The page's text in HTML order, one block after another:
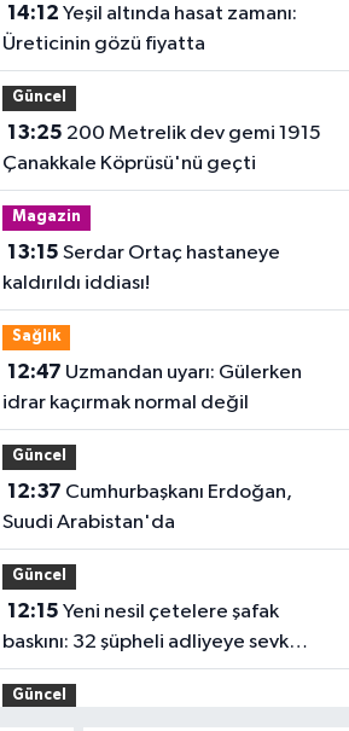
14:12
Üreticinin gözü fiyatta
Güncel
13:25
Çanakkale Köprüsü'nü geçti
Magazin
13:15
kaldırıldı iddiası!
Sağlık
12:47
idrar kaçırmak normal değil
Güncel
12:37
Suudi Arabistan'da
Güncel
12:15
baskını: 32 şüpheli adliyeye sevk
edildi
Güncel